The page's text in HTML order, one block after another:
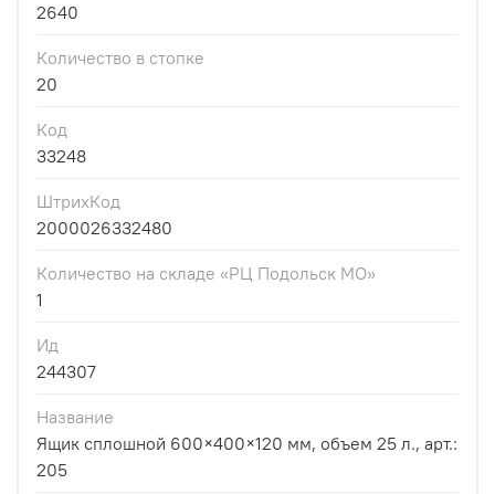
2640
Количество в стопке
20
Код
33248
ШтрихКод
2000026332480
Количество на складе «РЦ Подольск МО»
1
Ид
244307
Название
Ящик сплошной 600×400×120 мм, объем 25 л., арт.:
205